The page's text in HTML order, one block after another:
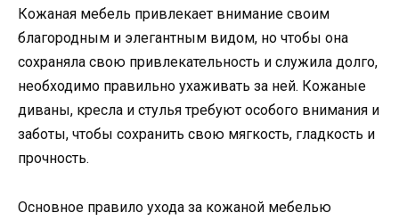
Кожаная мебель привлекает внимание своим
благородным и элегантным видом, но чтобы она
сохраняла свою привлекательность и служила долго,
необходимо правильно ухаживать за ней. Кожаные
диваны, кресла и стулья требуют особого внимания и
заботы, чтобы сохранить свою мягкость, гладкость и
прочность.
Основное правило ухода за кожаной мебелью